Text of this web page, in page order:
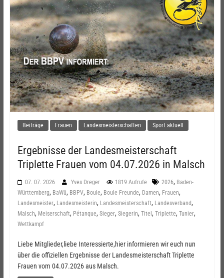
Beiträge Frauen Landesmeisterschaften Sport aktuell
Ergebnisse der Landesmeisterschaft
Triplette Frauen vom 04.07.2026 in Malsch
07. 07. 2026 Yves Dreger 1819 Aufrufe 2026, Baden-
Württemberg, BaWü, BBPV, Boule, Boule Freunde, Damen, Frauen,
Landesmeister, Landesmeisterin, Landesmeisterschaft, Landesverband,
Malsch, Meiserschaft, Pétanque, Sieger, Siegerin, Titel , Triplette, Tunier,
Wettkampf
Liebe Mitglieder,liebe Interessierte,hier informieren wir euch nun
über die offiziellen Ergebnisse der Landesmeisterschaft Triplette
Frauen vom 04.07.2026 aus Malsch.